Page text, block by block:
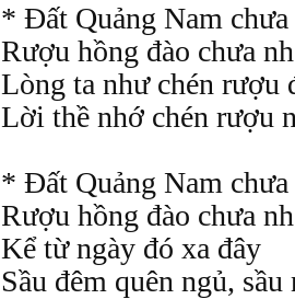
* Đất Quảng Nam chưa
Rượu hồng đào chưa
Lòng ta như chén rượu
Lời thề nhớ chén rượu
* Đất Quảng Nam chưa
Rượu hồng đào chưa
Kể từ ngày đó xa đây
Sầu đêm quên ngủ, sầu